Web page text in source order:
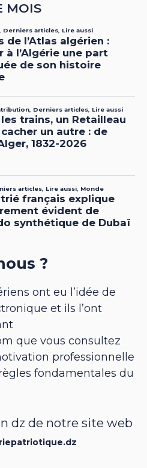
MOIS
?
ont eu l’idée de
et ils l’ont
que vous consultez
professionnelle
fondamentales du
dz de notre site web